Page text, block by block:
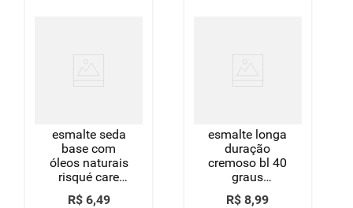
esmalte seda
base com
óleos naturais
risqué care
blister 8ml
R$ 6,49
esmalte longa
duração
cremoso bl 40
graus
colorama 8ml
R$ 8,99